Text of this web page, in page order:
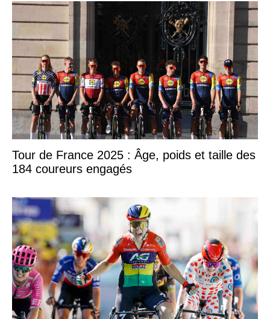
Tour de France 2025 : Âge, poids et taille des
184 coureurs engagés